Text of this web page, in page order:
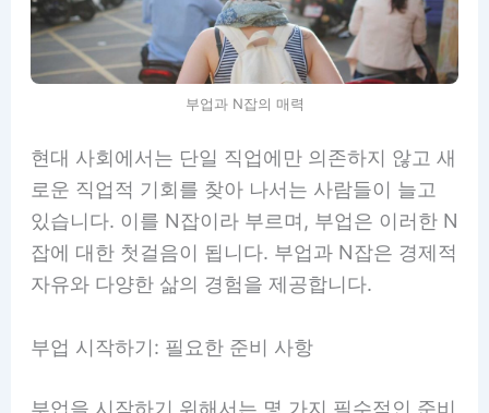
부업과 N잡의 매력
현대 사회에서는 단일 직업에만 의존하지 않고 새
로운 직업적 기회를 찾아 나서는 사람들이 늘고
있습니다. 이를 N잡이라 부르며, 부업은 이러한 N
잡에 대한 첫걸음이 됩니다. 부업과 N잡은 경제적
자유와 다양한 삶의 경험을 제공합니다.
부업 시작하기: 필요한 준비 사항
부업을 시작하기 위해서는 몇 가지 필수적인 준비